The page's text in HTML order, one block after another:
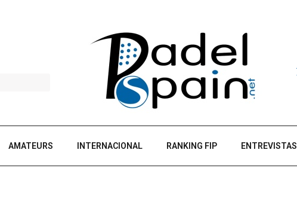
AMATEURS INTERNACIONAL RANKING FIP ENTREVISTAS